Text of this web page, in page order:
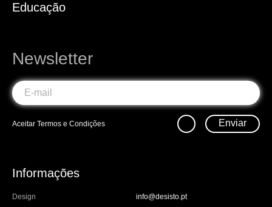
Educação
Newsletter
Aceitar Termos e Condições Enviar
Informações
Design
info@desisto.pt